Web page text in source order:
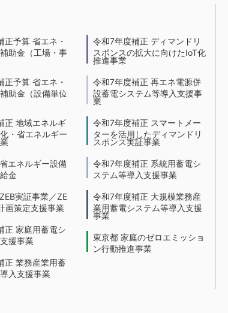
正予算 省エネ・
助金（工場・事
正予算 省エネ・
助金（設備単位
正 地域エネルギ
・省エネルギー
エネルギー設備
金
実証事業／ZE
画策定支援事業
正 家庭用蓄電シ
援事業
正 業務産業用蓄
入支援事業
令和7年度補正 ディマンドリ
スポンスの拡大に向けたIoT化
推進事業
令和7年度補正 再エネ電源併
設蓄電システム等導入支援事
業
令和7年度補正 スマートメー
ターを活用したディマンドリ
スポンス実証事業
令和7年度補正 系統用蓄電シ
ステム等導入支援事業
令和7年度補正 大規模業務産
業用蓄電システム等導入支援
事業
東京都 家庭のゼロエミッショ
ン行動推進事業